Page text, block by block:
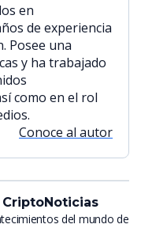
en
de experiencia
Posee una
y ha trabajado
como en el rol
Conoce al autor
del mundo de